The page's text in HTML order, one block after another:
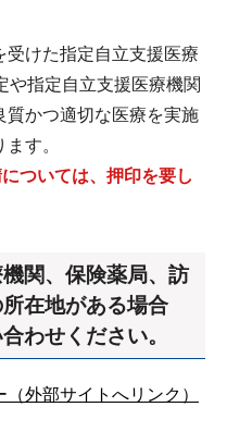
けた指定自立支援医療
や指定自立支援医療機関
質かつ適切な医療を実施
す。
ついては、押印を要し
関、保険薬局、訪
在地がある場合
わせください。
外部サイトへリンク）